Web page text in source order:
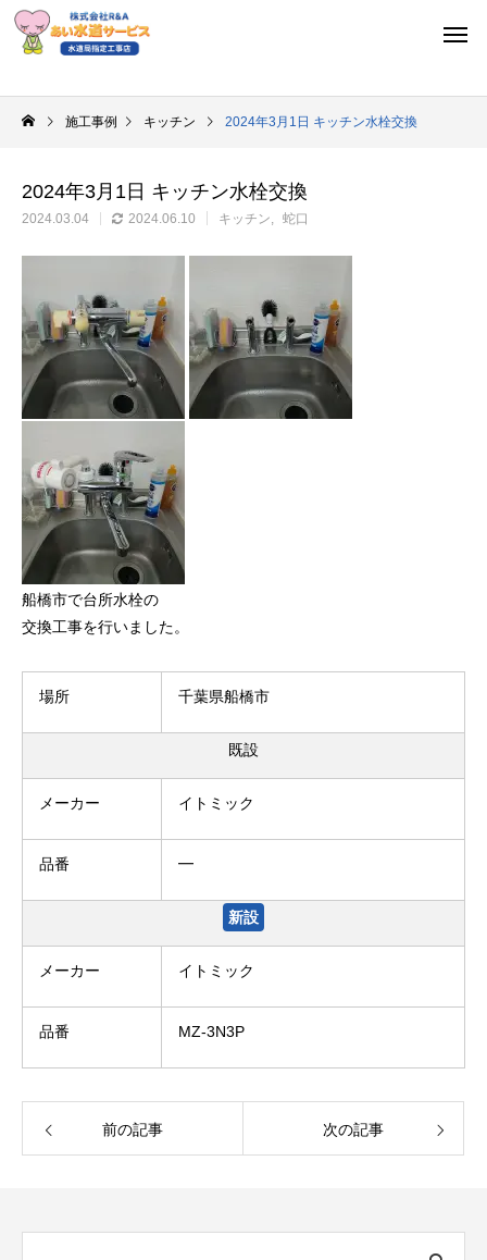
施工事例 キッチン 2024年3月1日 キッチン水栓交換
2024年3月1日 キッチン水栓交換
2024.03.04 2024.06.10 キッチン 蛇口
船橋市で台所水栓の
交換工事を行いました。
場所 千葉県船橋市
既設
メーカー イトミック
品番 ━
新設
メーカー イトミック
品番 MZ-3N3P
前の記事 次の記事